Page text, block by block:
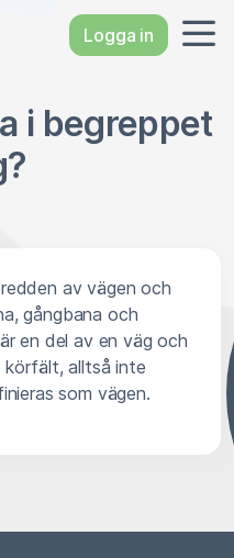
Logga in
i begreppet
av vägen och
gångbana och
en del av en väg och
alltså inte
som vägen.